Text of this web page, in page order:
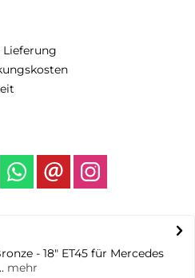
Lieferung
- 18" ET45 für Mercedes
mehr